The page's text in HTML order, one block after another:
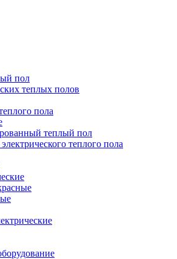
пол
теплых полов
пола
теплый пол
теплого пола